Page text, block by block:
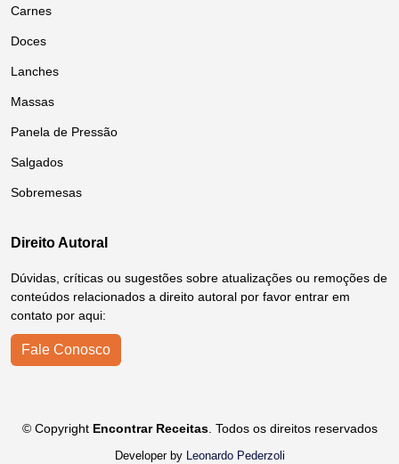
Carnes
Doces
Lanches
Massas
Panela de Pressão
Salgados
Sobremesas
Direito Autoral
Dúvidas, críticas ou sugestões sobre atualizações ou remoções de
conteúdos relacionados a direito autoral por favor entrar em
contato por aqui:
Fale Conosco
© Copyright Encontrar Receitas. Todos os direitos reservados
Developer by Leonardo Pederzoli